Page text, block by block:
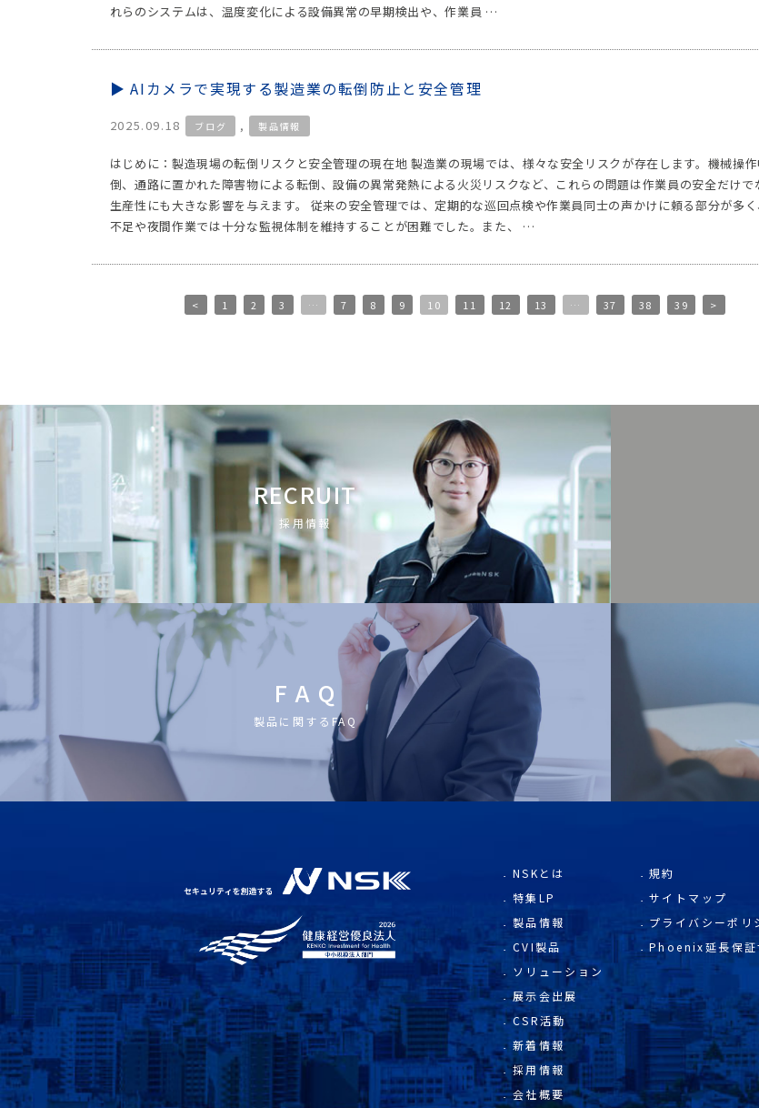
れらのシステムは、温度変化による設備異常の早期検出や、作業員 …
AIカメラで実現する製造業の転倒防止と安全管理
2025.09.18 ブログ , 製品情報
はじめに：製造現場の転倒リスクと安全管理の現在地 製造業の現場では、様々な安全リスクが存在します。機械操
倒、通路に置かれた障害物による転倒、設備の異常発熱による火災リスクなど、これらの問題は作業員の安全だけで
生産性にも大きな影響を与えます。 従来の安全管理では、定期的な巡回点検や作業員同士の声かけに頼る部分が多
不足や夜間作業では十分な監視体制を維持することが困難でした。また、 …
< 1 2 3 … 7 8 9 10 11 12 13 … 37 38 39 >
RECRUIT
採用情報
F A Q
製品に関するFAQ
NSKとは
特集LP
製品情報
CVI製品
ソリューション
展示会出展
CSR活動
新着情報
採用情報
会社概要
規約
サイトマップ
プライバシーポリ
Phoenix延長保証